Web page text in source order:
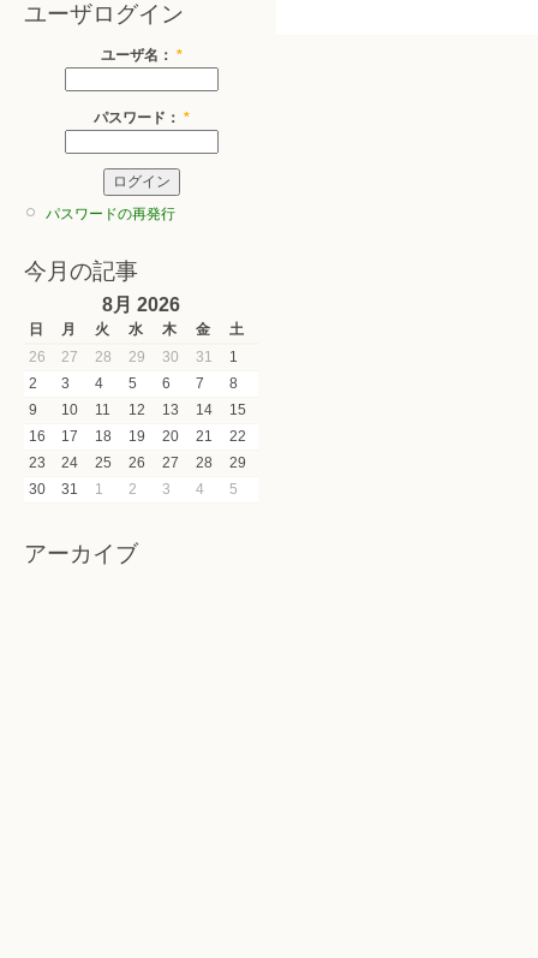
ユーザログイン
ユーザ名： *
パスワード： *
パスワードの再発行
今月の記事
8月 2026
日 月 火 水 木 金
土
26
27 28 29 30 31
1
2
3 4 5 6 7
8
9
10 11 12 13 14
15
16
17 18 19 20 21
22
23
24 25 26 27 28
29
30
31 1 2 3 4 5
アーカイブ